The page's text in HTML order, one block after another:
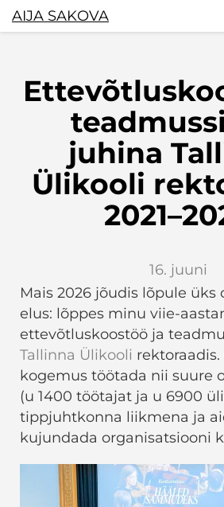
AIJA SAKOVA
juhina
Ülikooli
16. juuni
Mais 2026 jõudis lõpule
elus: lõppes minu viie-
ettevõtluskoostöö ja
Tallinna Ülikooli
kogemus töötada nii suure
(u 1400 töötajat ja u 6900
tippjuhtkonna liikmena ja
kujundada organisatsiooni